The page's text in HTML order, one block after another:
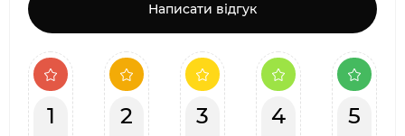
Написати відгук
1 2 3 4 5